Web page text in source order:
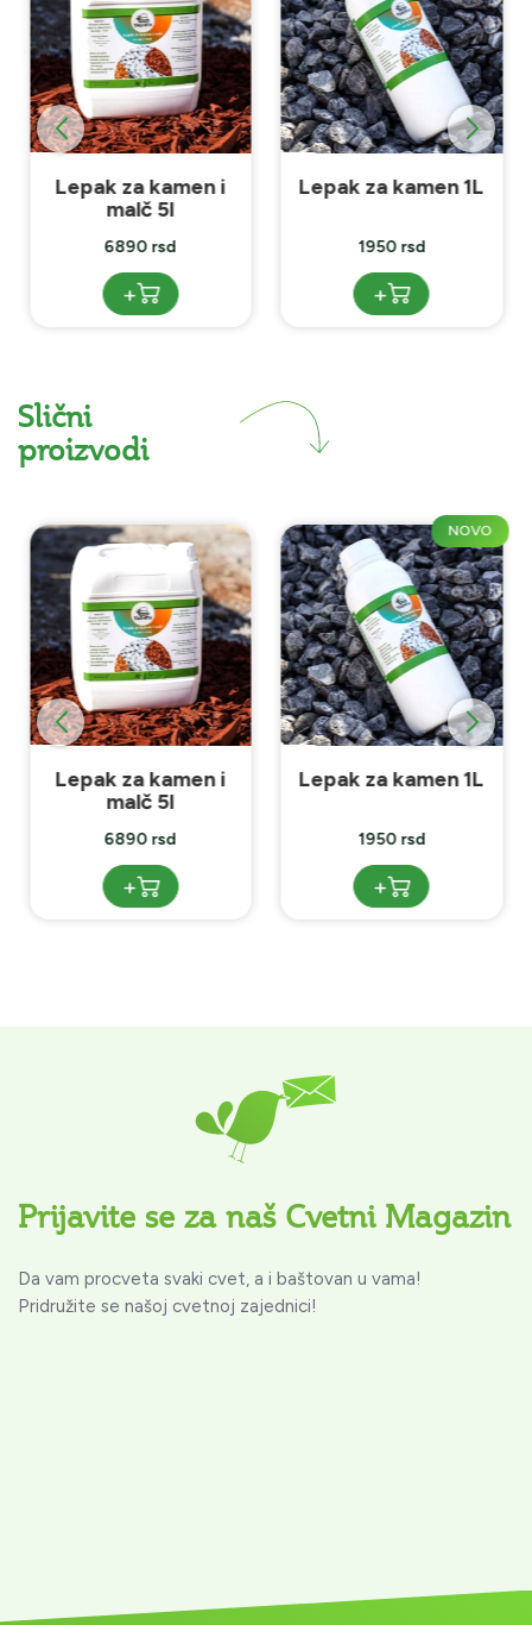
Lepak za kamen i
malč 5l
6890 rsd
+
Lepak za kamen 1L
1950 rsd
+
Slični
proizvodi
Lepak za kamen i
malč 5l
6890 rsd
+
NOVO
Lepak za kamen 1L
1950 rsd
+
Prijavite se za naš Cvetni Magazin
Da vam procveta svaki cvet, a i baštovan u vama!
Pridružite se našoj cvetnoj zajednici!